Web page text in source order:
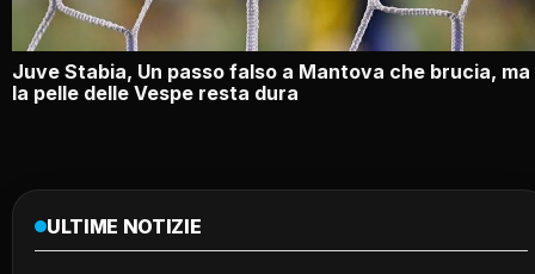
Juve Stabia, Un passo falso a Mantova che brucia, ma
la pelle delle Vespe resta dura
ULTIME NOTIZIE